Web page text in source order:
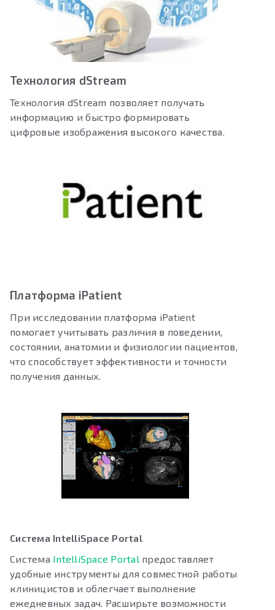
Технология dStream
Технология dStream позволяет получать
информацию и быстро формировать
цифровые изображения высокого качества.
Платформа iPatient
При исследовании платформа iPatient
помогает учитывать различия в поведении,
состоянии, анатомии и физиологии пациентов,
что способствует эффективности и точности
получения данных.
Система IntelliSpace Portal
Система IntelliSpace Portal предоставляет
удобные инструменты для совместной работы
клиницистов и облегчает выполнение
ежедневных задач. Расширьте возможности